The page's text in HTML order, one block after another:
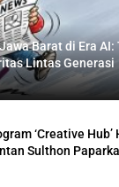
Barat di Era
Lintas Generasi
‘Creative
Sulthon